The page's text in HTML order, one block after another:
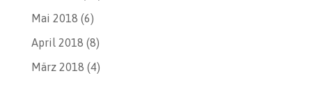
Mai 2018 (6)
April 2018 (8)
März 2018 (4)